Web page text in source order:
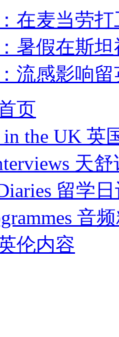
在麦当劳
暑假在斯
流感影响
页
in the UK 英
天
留学
音
伦内容